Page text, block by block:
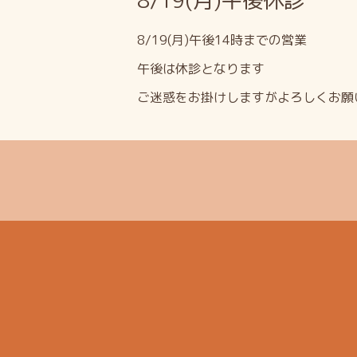
8/19(月)午後14時までの営業
午後は休診となります
ご迷惑をお掛けしますがよろしくお